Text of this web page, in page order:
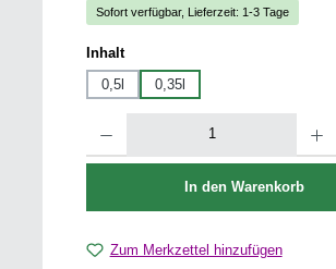
Sofort verfügbar, Lieferzeit: 1-3 Tage
Inhaltauswählen
0,5l
0,35l
In den Warenkorb
Zum Merkzettel hinzufügen